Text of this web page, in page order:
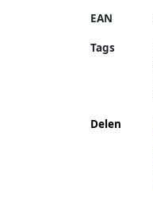
EAN
Tags
Delen